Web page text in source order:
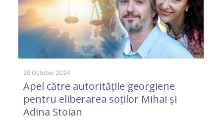
29 October 2024
Apel către autoritățile georgiene
pentru eliberarea soților Mihai și
Adina Stoian